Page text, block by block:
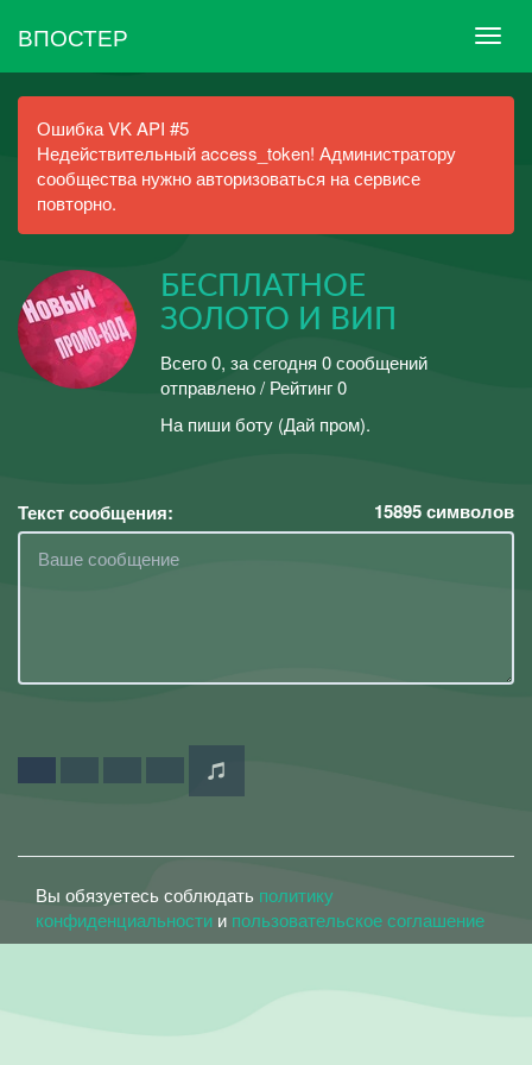
ВПОСТЕР
Ошибка VK API #5
Недействительный access_token! Администратору
сообщества нужно авторизоваться на сервисе
повторно.
БЕСПЛАТНОЕ
ЗОЛОТО И ВИП
Всего 0, за сегодня 0 сообщений
отправлено / Рейтинг 0
На пиши боту (Дай пром).
Текст сообщения: 15895символов
Вы обязуетесь соблюдать политику
конфиденциальности и пользовательское соглашение